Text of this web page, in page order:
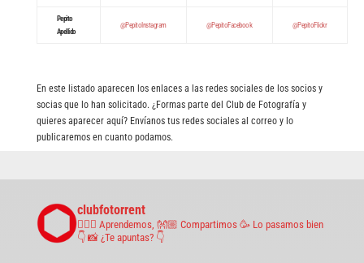
Pepito
Apellido
@PepitoInstagram @PepitoFacebook @PepitoFlickr
En este listado aparecen los enlaces a las redes sociales de los socios y
socias que lo han solicitado. ¿Formas parte del Club de Fotografía y
quieres aparecer aquí? Envíanos tus redes sociales al correo y lo
publicaremos en cuanto podamos.
clubfotorrent
🤹🏼‍♀️ Aprendemos, 👐🏼 Compartimos🥳 Lo pasamos bien
👇 📸 ¿Te apuntas? 👇